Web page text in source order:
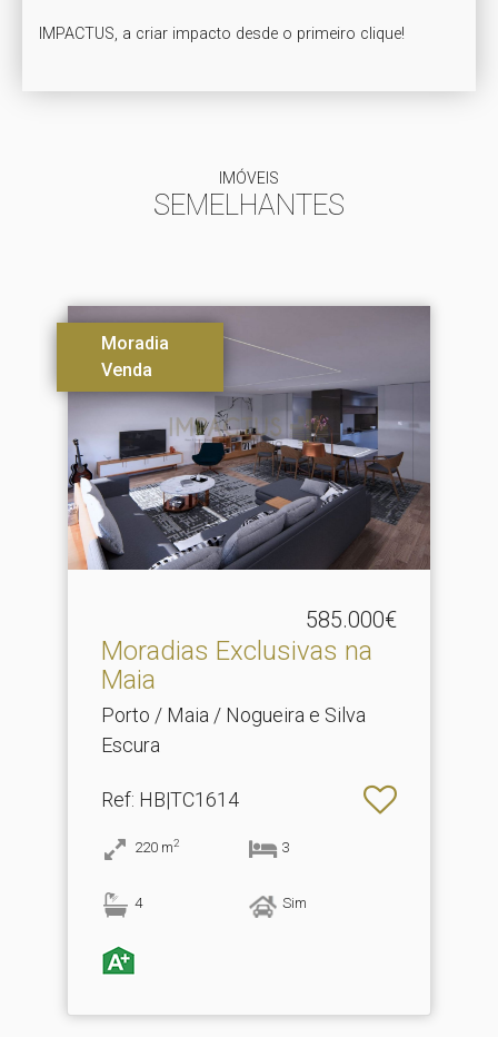
IMPACTUS, a criar impacto desde o primeiro clique!
IMÓVEIS
SEMELHANTES
Moradia
Venda
585.000€
Moradias Exclusivas na
Maia
Porto / Maia / Nogueira e Silva
Escura
Ref: HB|TC1614
220 m2 3
4 Sim